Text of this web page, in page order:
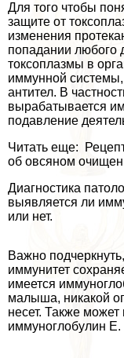
Для того чтобы
защите от
изменения
попадании любого
токсоплазмы в
иммунной
антител. В
выpaбатывается
подавление
Читать еще:
об овсяном
Диагностика
выявляется ли
или нет.
Важно
иммунитет
имеется
малыша, никакой
несет. Также
иммуноглобулин E.